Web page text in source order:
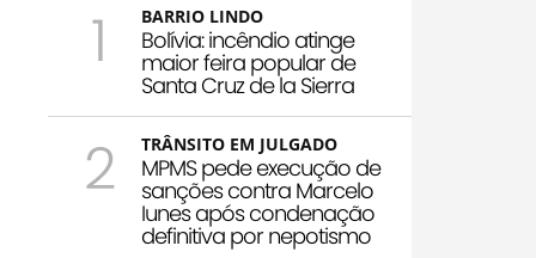
1 BARRIO LINDO
Bolívia: incêndio atinge
maior feira popular de
Santa Cruz de la Sierra
2 TRÂNSITO EM JULGADO
MPMS pede execução de
sanções contra Marcelo
Iunes após condenação
definitiva por nepotismo